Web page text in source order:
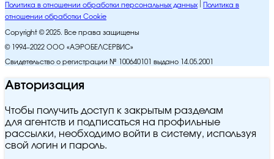
Политика в отношении обработки персональных данных
Политика в
отношении обработки Cookie
Copyright © 2025. Все права защищены
© 1994–2022 ООО «АЭРОБЕЛСЕРВИС»
Свидетельство о регистрации № 100640101 выдано 14.05.2001
Авторизация
Чтобы получить доступ к закрытым разделам
для агентств и подписаться на профильные
рассылки, необходимо войти в систему, используя
свой логин и пароль.